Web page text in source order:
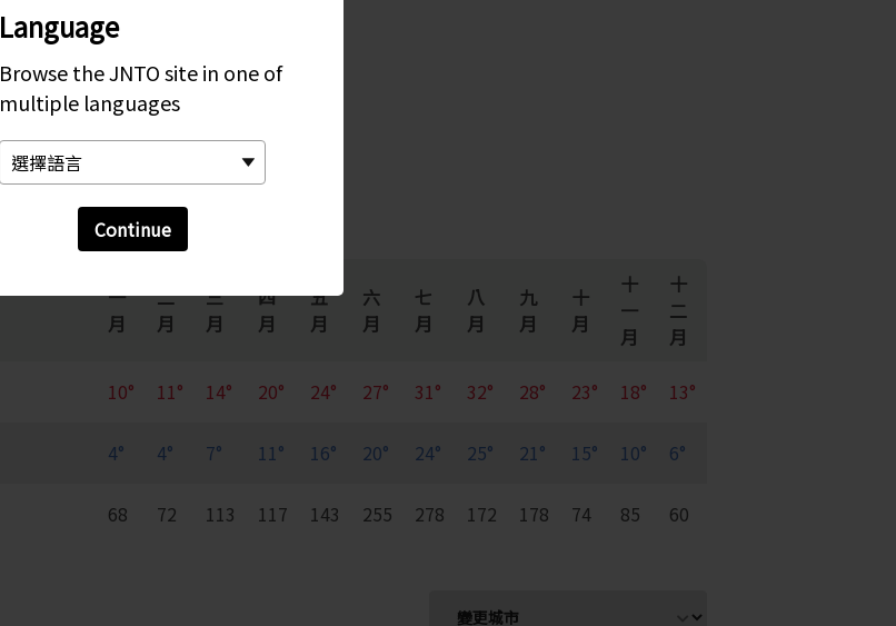
Language
Browse the JNTO site in one of
multiple languages
Continue
每月變化趨勢
一
月
二
月
三
月
四
月
五
月
六
月
七
月
八
月
九
月
十
月
十
一
月
十
二
月
10° 11° 14° 20° 24° 27° 31° 32° 28° 23° 18° 13°
4° 4° 7° 11° 16° 20° 24° 25° 21° 15° 10° 6°
68 72 113 117 143 255 278 172 178 74 85 60